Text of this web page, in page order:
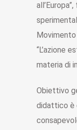
“L’azione
materia di
Obiettivo
didattico è